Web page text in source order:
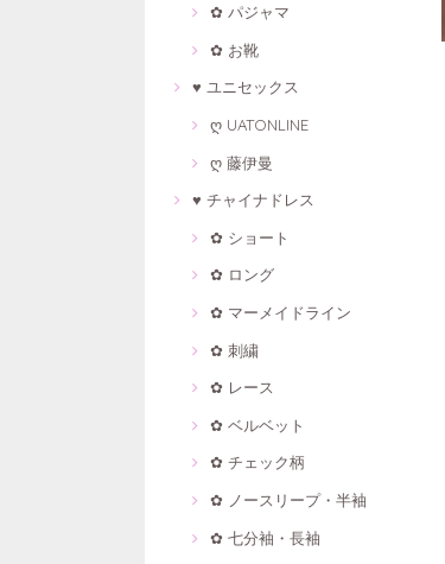
✿ パジャマ
✿ お靴
♥ ユニセックス
ღ UATONLINE
ღ 藤伊曼
♥ チャイナドレス
✿ ショート
✿ ロング
✿ マーメイドライン
✿ 刺繍
✿ レース
✿ ベルベット
✿ チェック柄
✿ ノースリープ・半袖
✿ 七分袖・長袖